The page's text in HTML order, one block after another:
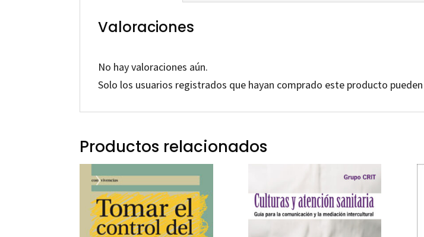
Valoraciones
No hay valoraciones aún.
Solo los usuarios registrados que hayan comprado este producto
Productos relacionados